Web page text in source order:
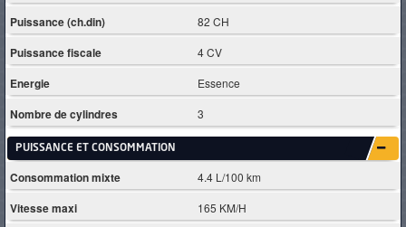
Puissance (ch.din) 82 CH
Puissance fiscale 4 CV
Energie Essence
Nombre de cylindres 3
PUISSANCE ET CONSOMMATION
Consommation mixte 4.4 L/100 km
Vitesse maxi 165 KM/H